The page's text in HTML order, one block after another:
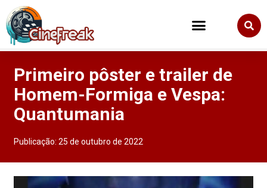
Primeiro pôster e trailer de
Homem-Formiga e Vespa:
Quantumania
Publicação:25 de outubro de 2022